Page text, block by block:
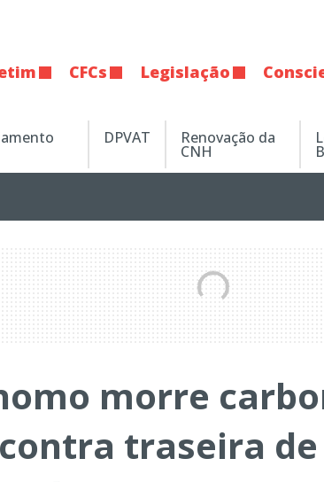
CFCs Legislação
DPVAT Renovação da
CNH
morre
traseira de